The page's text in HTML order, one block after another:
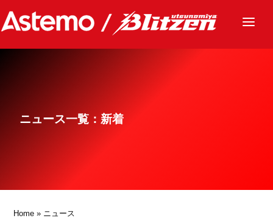
ニュース
グッズ
ニュース一覧：新着
Home » ニュース